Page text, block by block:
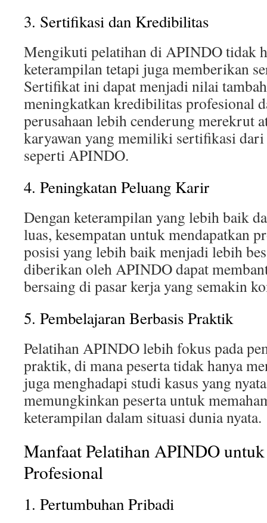
3. Sertifikasi dan Kredibilitas
Mengikuti pelatihan di APINDO tidak
keterampilan tetapi juga memberikan
Sertifikat ini dapat menjadi nilai
meningkatkan kredibilitas profesional
perusahaan lebih cenderung merekrut
karyawan yang memiliki sertifikasi dari
seperti APINDO.
4. Peningkatan Peluang Karir
Dengan keterampilan yang lebih baik
luas, kesempatan untuk mendapatkan
posisi yang lebih baik menjadi lebih
diberikan oleh APINDO dapat
bersaing di pasar kerja yang semakin
5. Pembelajaran Berbasis Praktik
Pelatihan APINDO lebih fokus pada
praktik, di mana peserta tidak hanya
juga menghadapi studi kasus yang
memungkinkan peserta untuk
keterampilan dalam situasi dunia nyata.
Manfaat Pelatihan APINDO untuk
Profesional
1. Pertumbuhan Pribadi